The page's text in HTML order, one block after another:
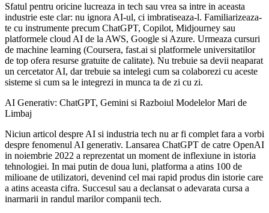
Sfatul pentru oricine lucreaza in tech sau vrea sa intre in aceasta
industrie este clar: nu ignora AI-ul, ci imbratiseaza-l. Familiarizeaza-
te cu instrumente precum ChatGPT, Copilot, Midjourney sau
platformele cloud AI de la AWS, Google si Azure. Urmeaza cursuri
de machine learning (Coursera, fast.ai si platformele universitatilor
de top ofera resurse gratuite de calitate). Nu trebuie sa devii neaparat
un cercetator AI, dar trebuie sa intelegi cum sa colaborezi cu aceste
sisteme si cum sa le integrezi in munca ta de zi cu zi.
AI Generativ: ChatGPT, Gemini si Razboiul Modelelor Mari de
Limbaj
Niciun articol despre AI si industria tech nu ar fi complet fara a vorbi
despre fenomenul AI generativ. Lansarea ChatGPT de catre OpenAI
in noiembrie 2022 a reprezentat un moment de inflexiune in istoria
tehnologiei. In mai putin de doua luni, platforma a atins 100 de
milioane de utilizatori, devenind cel mai rapid produs din istorie care
a atins aceasta cifra. Succesul sau a declansat o adevarata cursa a
inarmarii in randul marilor companii tech.